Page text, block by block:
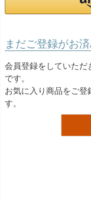
まだご登録がお
会員登録をしていただ
です。
お気に入り商品をご登
す。